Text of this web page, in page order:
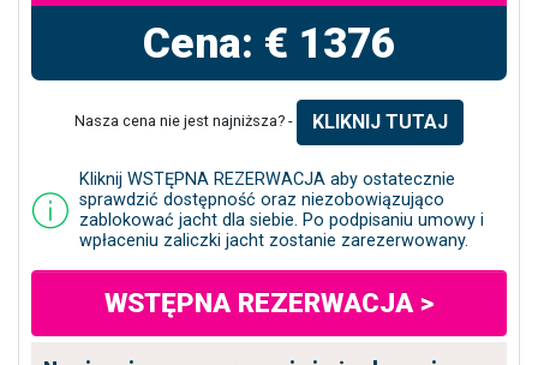
Cena: € 1376
Nasza cena nie jest najniższa? - KLIKNIJ TUTAJ
Kliknij WSTĘPNA REZERWACJA aby ostatecznie
sprawdzić dostępność oraz niezobowiązująco
zablokować jacht dla siebie. Po podpisaniu umowy i
wpłaceniu zaliczki jacht zostanie zarezerwowany.
WSTĘPNA REZERWACJA >